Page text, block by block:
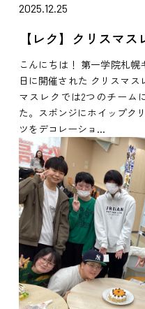
2025.12.25
【レク】クリスマ
こんにちは！ 第一学院札
日に開催された クリスマ
マスレクでは2つのチーム
た。スポンジにホイップク
ツをデコレーショ...